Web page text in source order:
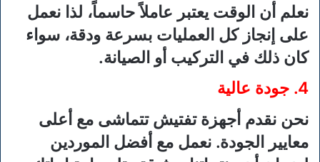
نعلم أن الوقت يعتبر عاملاً حاسماً، لذا نعمل
على إنجاز كل العمليات بسرعة ودقة، سواء
كان ذلك في التركيب أو الصيانة.
4. جودة عالية
نحن نقدم أجهزة تفتيش تتماشى مع أعلى
معايير الجودة. نعمل مع أفضل الموردين